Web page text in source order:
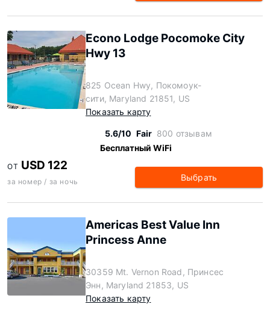
Econo Lodge Pocomoke City
Hwy 13
825 Ocean Hwy, Покомоук-
сити, Maryland 21851, US
Показать карту
5.6/10 Fair 800 отзывам
Бесплатный WiFi
ОТ USD 122
за номер / за ночь Выбрать
Americas Best Value Inn
Princess Anne
30359 Mt. Vernon Road, Принсес
Энн, Maryland 21853, US
Показать карту